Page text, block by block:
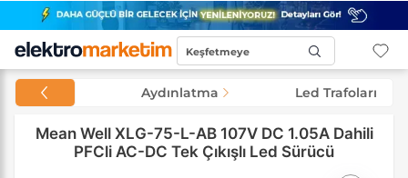
Keşfetmeye
Aydınlatma Led Trafoları
Mean Well XLG-75-L-AB 107V DC 1.05A Dahili
PFCli AC-DC Tek Çıkışlı Led Sürücü